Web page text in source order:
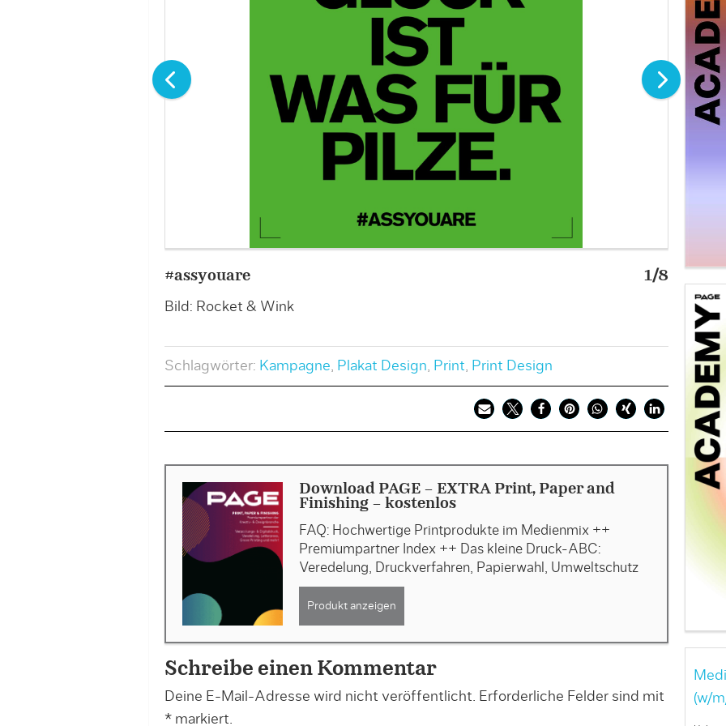
#assyouare
Bild: Rocket & Wink
1/8
Schlagwörter: Kampagne, Plakat Design, Print, Print Design
Download PAGE - EXTRA Print, Paper and
Finishing - kostenlos
FAQ: Hochwertige Printprodukte im Medienmix ++
Premiumpartner Index ++ Das kleine Druck-ABC:
Veredelung, Druckverfahren, Papierwahl, Umweltschutz
Produkt anzeigen
Schreibe einen Kommentar
Deine E-Mail-Adresse wird nicht veröffentlicht. Erforderliche Felder sind mit
*markiert.
(w/